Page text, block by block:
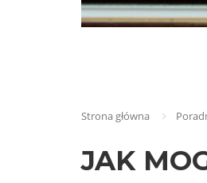
Strona główna
JAK